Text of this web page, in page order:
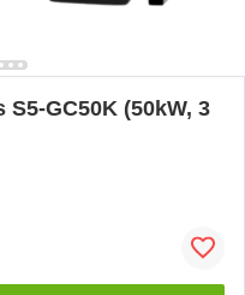
GC50K (50kW, 3